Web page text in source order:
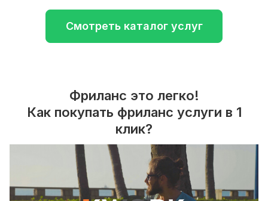
Смотреть каталог услуг
Фриланс это легко!
Как покупать фриланс услуги в 1
клик?